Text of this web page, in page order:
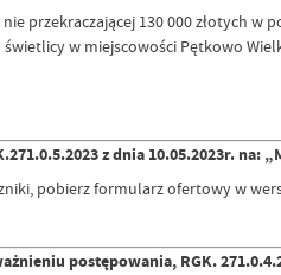
przekraczającej 130 000 złotych
świetlicy w miejscowości Pętkowo
z dnia 10.05.2023r. na:
pobierz formularz ofertowy w
postępowania, RGK.